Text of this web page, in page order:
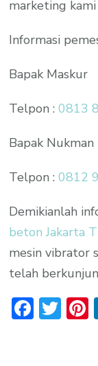
marketing
Informasi
Bapak Maskur
Telpon :0813
Bapak Nukman
Telpon :0812
Demikianlah
beton Jakarta
mesin vibrator
telah